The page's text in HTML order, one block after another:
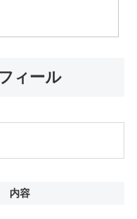
ィール
内容